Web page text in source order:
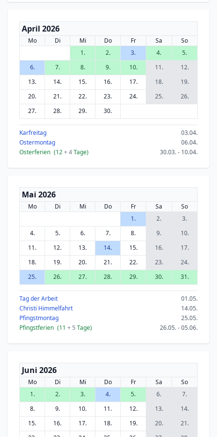
April 2026
Mo Di Mi Do Fr Sa
So
1.
2. 3. 4.
5.
6.
7. 8. 9. 10. 11.
12.
13.
14. 15. 16. 17. 18.
19.
20.
21. 22. 23. 24. 25.
26.
27.
28. 29. 30.
Karfreitag
03.04.
Ostermontag
06.04.
Osterferien (12+ 4Tage) 30.03. - 10.04.
Mai 2026
Mo Di Mi Do Fr Sa
So
1.
2.
3.
4.
5. 6. 7. 8. 9.
10.
11.
12. 13. 14. 15. 16.
17.
18.
19. 20. 21. 22. 23.
24.
25.
26. 27. 28. 29. 30. 31.
Tag der Arbeit
01.05.
Christi Himmelfahrt
14.05.
Pfingstmontag
25.05.
Pfingstferien (11 + 5 Tage) 26.05. - 05.06.
Juni 2026
Mo Di Mi Do Fr Sa
So
1.
2. 3. 4. 5. 6.
7.
8.
9. 10. 11. 12. 13.
14.
15.
16. 17. 18. 19. 20.
21.